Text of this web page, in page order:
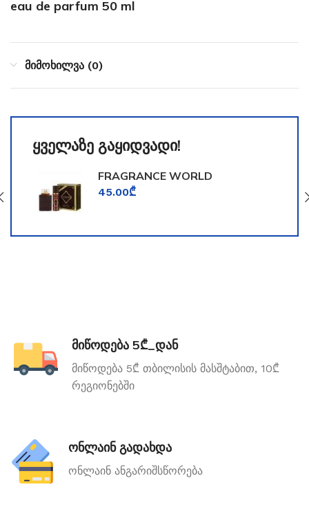
eau de parfum 50 ml
მიმოხილვა (0)
ყველაზე გაყიდვადი!
FRAGRANCE WORLD
TOOMFORD
45.00₾
მიწოდება 5₾_დან
მიწოდება 5₾ თბილისის მასშტაბით, 10₾
რეგიონებში
ონლაინ გადახდა
ონლაინ ანგარიშსწორება